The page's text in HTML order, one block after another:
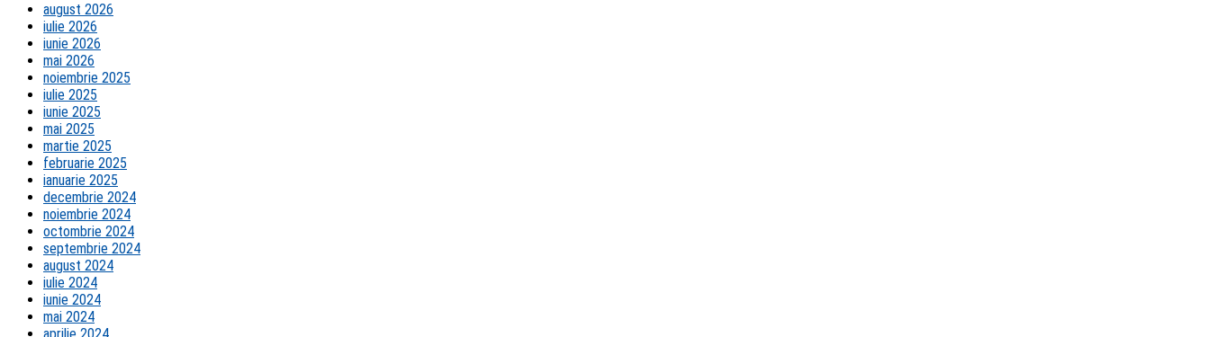
august 2026
iulie 2026
iunie 2026
mai 2026
noiembrie 2025
iulie 2025
iunie 2025
mai 2025
martie 2025
februarie 2025
ianuarie 2025
decembrie 2024
noiembrie 2024
octombrie 2024
septembrie 2024
august 2024
iulie 2024
iunie 2024
mai 2024